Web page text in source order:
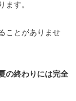
ます。
ことがありませ
の終わりには完全